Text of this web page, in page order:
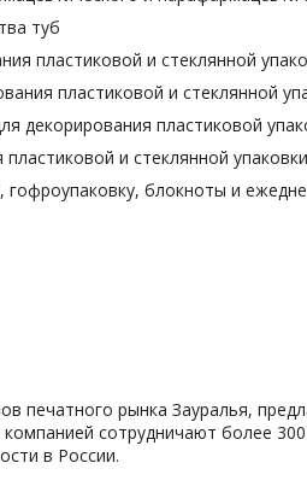
туб
пластиковой и стеклянной
пластиковой и стеклянной
декорирования пластиковой
и стеклянной упаковки
блокноты и
печатного рынка Зауралья,
компанией сотрудничают более
в России.